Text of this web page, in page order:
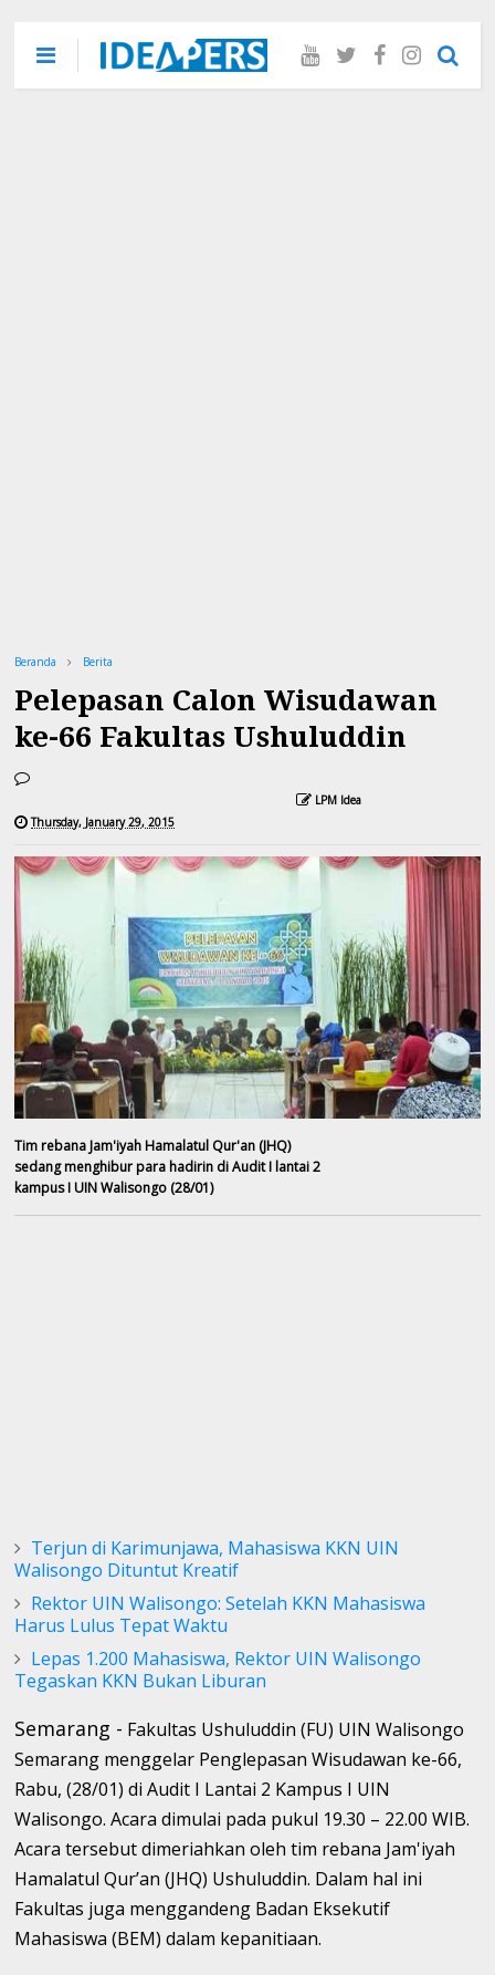
Beranda Berita
Pelepasan Calon Wisudawan
ke-66 Fakultas Ushuluddin
LPM Idea
Thursday, January 29, 2015
Tim rebana Jam'iyah Hamalatul Qur'an (JHQ)
sedang menghibur para hadirin di Audit I lantai 2
kampus I UIN Walisongo (28/01)
Terjun di Karimunjawa, Mahasiswa KKN UIN
Walisongo Dituntut Kreatif
Rektor UIN Walisongo: Setelah KKN Mahasiswa
Harus Lulus Tepat Waktu
Lepas 1.200 Mahasiswa, Rektor UIN Walisongo
Tegaskan KKN Bukan Liburan
Semarang - Fakultas Ushuluddin (FU) UIN Walisongo
Semarang menggelar Penglepasan Wisudawan ke-66,
Rabu, (28/01) di Audit I Lantai 2 Kampus I UIN
Walisongo. Acara dimulai pada pukul 19.30 – 22.00 WIB.
Acara tersebut dimeriahkan oleh tim rebana Jam'iyah
Hamalatul Qur’an (JHQ) Ushuluddin. Dalam hal ini
Fakultas juga menggandeng Badan Eksekutif
Mahasiswa (BEM) dalam kepanitiaan.